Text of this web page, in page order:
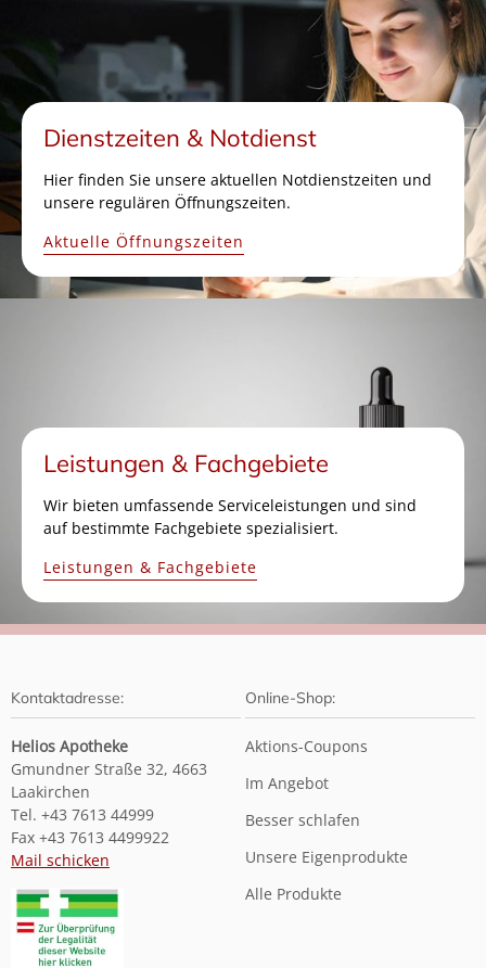
Dienstzeiten & Notdienst
Hier finden Sie unsere aktuellen Notdienstzeiten und
unsere regulären Öffnungszeiten.
Aktuelle Öffnungszeiten
Leistungen & Fachgebiete
Wir bieten umfassende Serviceleistungen und sind
auf bestimmte Fachgebiete spezialisiert.
Leistungen & Fachgebiete
Kontaktadresse:
Helios Apotheke
Gmundner Straße 32, 4663
Laakirchen
Tel. +43 7613 44999
Fax +43 7613 4499922
Mail schicken
Online-Shop:
Aktions-Coupons
Im Angebot
Besser schlafen
Unsere Eigenprodukte
Alle Produkte